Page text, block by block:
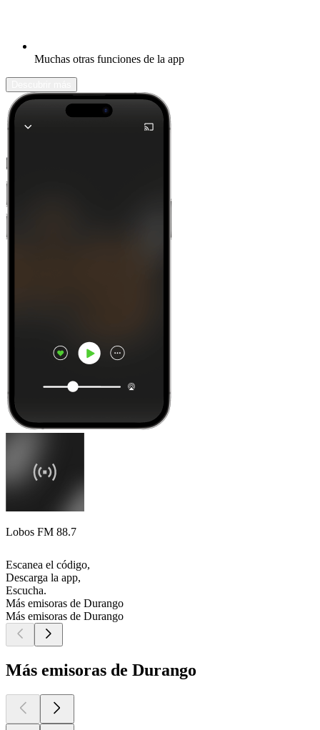
Muchas otras funciones de la app
Lobos FM 88.7
Escanea el código,
Descarga la app,
Escucha.
Más emisoras de Durango
Más emisoras de Durango
Más emisoras de Durango